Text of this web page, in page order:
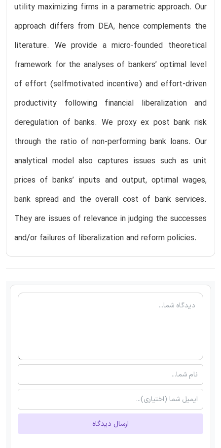
utility maximizing firms in a parametric approach. Our
approach differs from DEA, hence complements the
literature. We provide a micro-founded theoretical
framework for the analyses of bankers’ optimal level
of effort (selfmotivated incentive) and effort-driven
productivity following financial liberalization and
deregulation of banks. We proxy ex post bank risk
through the ratio of non-performing bank loans. Our
analytical model also captures issues such as unit
prices of banks’ inputs and output, optimal wages,
bank spread and the overall cost of bank services.
They are issues of relevance in judging the successes
and/or failures of liberalization and reform policies.
ارسال دیدگاه